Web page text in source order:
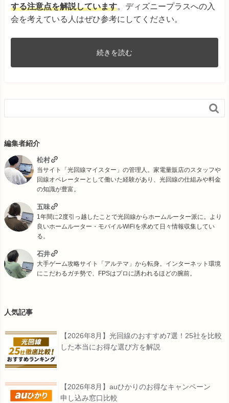
する注意点を解説しています。ディズニープラスへの入
会を考えている人はぜひ参考にしてください。
続きを読む

編集者紹介
松村
当サイト「光回線マイスター」の管理人。家電量販店のスタッフや
回線オペレーターとして働いた経験があり、光回線の仕組みや料金
の知識が豊富。
五味
1年間に2度引っ越したことで光回線からホームルーター派に。より
良いホームルーター・モバイルWiFiを求めて日々情報収集してい
る。
石井
大手ゲーム攻略サイト「アルテマ」から転身。インターネット環境
にこだわるガチ勢で、FPSはプロに誘われるほどの腕前。
人気記事
【2026年8月】光回線のおすすめ7選！25社を比較
した本当にお得な選び方を解説
【2026年8月】auひかりのお得なキャンペーン
申し込み窓口比較